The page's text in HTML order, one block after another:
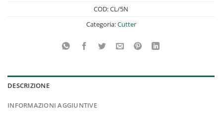
COD:CL/5N
Categoria:Cutter
DESCRIZIONE
INFORMAZIONI AGGIUNTIVE